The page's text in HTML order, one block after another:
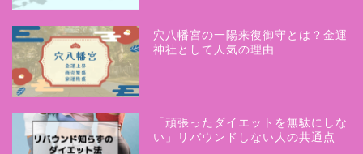
穴八幡宮の一陽来復御守とは？金運
神社として人気の理由
「頑張ったダイエットを無駄にしな
い」リバウンドしない人の共通点
「美人気功」
お問い合わせ